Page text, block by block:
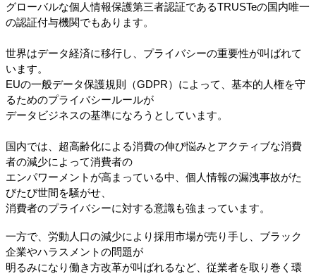
グローバルな個人情報保護第三者認証であるTRUSTeの国内唯一
の認証付与機関でもあります。
世界はデータ経済に移行し、プライバシーの重要性が叫ばれて
います。
EUの一般データ保護規則（GDPR）によって、基本的人権を守
るためのプライバシールールが
データビジネスの基準になろうとしています。
国内では、超高齢化による消費の伸び悩みとアクティブな消費
者の減少によって消費者の
エンパワーメントが高まっている中、個人情報の漏洩事故がた
びたび世間を騒がせ、
消費者のプライバシーに対する意識も強まっています。
一方で、労動人口の減少により採用市場が売り手し、ブラック
企業やハラスメントの問題が
明るみになり働き方改革が叫ばれるなど、従業者を取り巻く環